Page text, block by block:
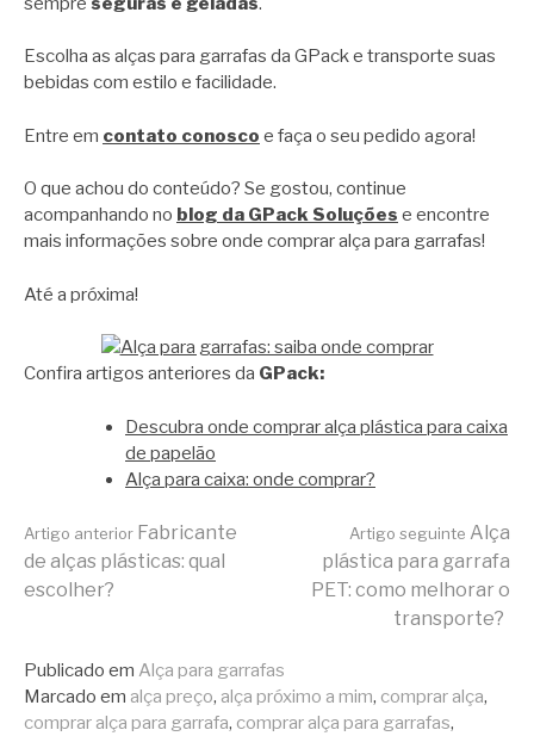
Escolha as alças para garrafas da GPack e transporte suas
bebidas com estilo e facilidade.
Entre em contato conosco e faça o seu pedido agora!
O que achou do conteúdo? Se gostou, continue
acompanhando no blog da GPack Soluções e encontre
mais informações sobre onde comprar alça para garrafas!
Até a próxima!
Confira artigos anteriores da GPack:
Descubra onde comprar alça plástica para caixa
de papelão
Alça para caixa: onde comprar?
Continue
Artigo anterior Fabricante
de alças plásticas: qual
escolher?
Artigo seguinte Alça
plástica para garrafa
PET: como melhorar o
transporte?
Publicado em Alça para garrafas
Marcado em alça preço, alça próximo a mim, comprar alça,
comprar alça para garrafa, comprar alça para garrafas,